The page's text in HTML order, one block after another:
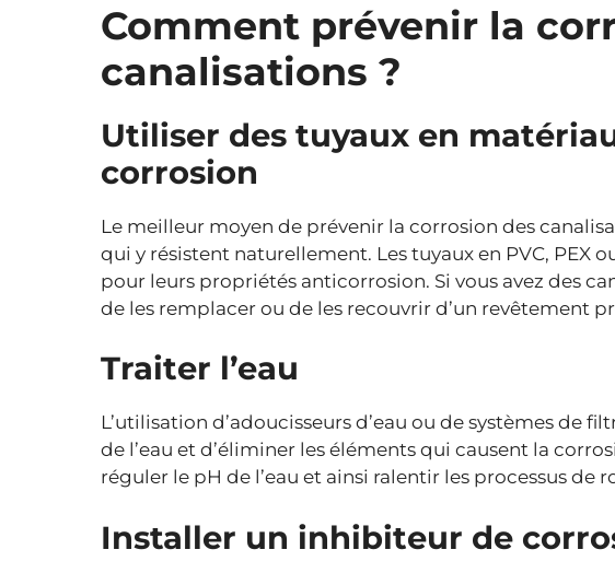
Comment prévenir la
canalisations ?
Utiliser des tuyaux en
corrosion
Le meilleur moyen de prévenir la corrosion des
qui y résistent naturellement. Les tuyaux en PVC, PEX
pour leurs propriétés anticorrosion. Si vous avez des
de les remplacer ou de les recouvrir d’un revêtement
Traiter l’eau
L’utilisation d’adoucisseurs d’eau ou de systèmes de
de l’eau et d’éliminer les éléments qui causent la
réguler le pH de l’eau et ainsi ralentir les processus de
Installer un inhibiteur de